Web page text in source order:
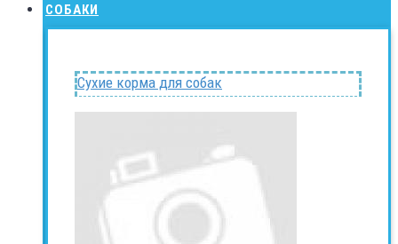
СОБАКИ
Сухие корма для собак